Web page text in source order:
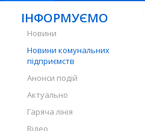
ІНФОРМУЄМО
Новини
Новини комунальних
підприємств
Анонси подій
Актуально
Гаряча лінія
Відео